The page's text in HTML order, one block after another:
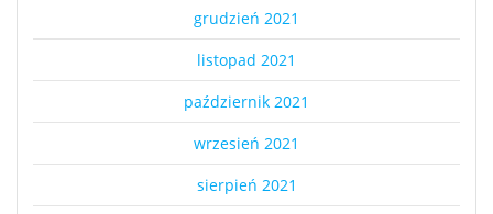
grudzień 2021
listopad 2021
październik 2021
wrzesień 2021
sierpień 2021